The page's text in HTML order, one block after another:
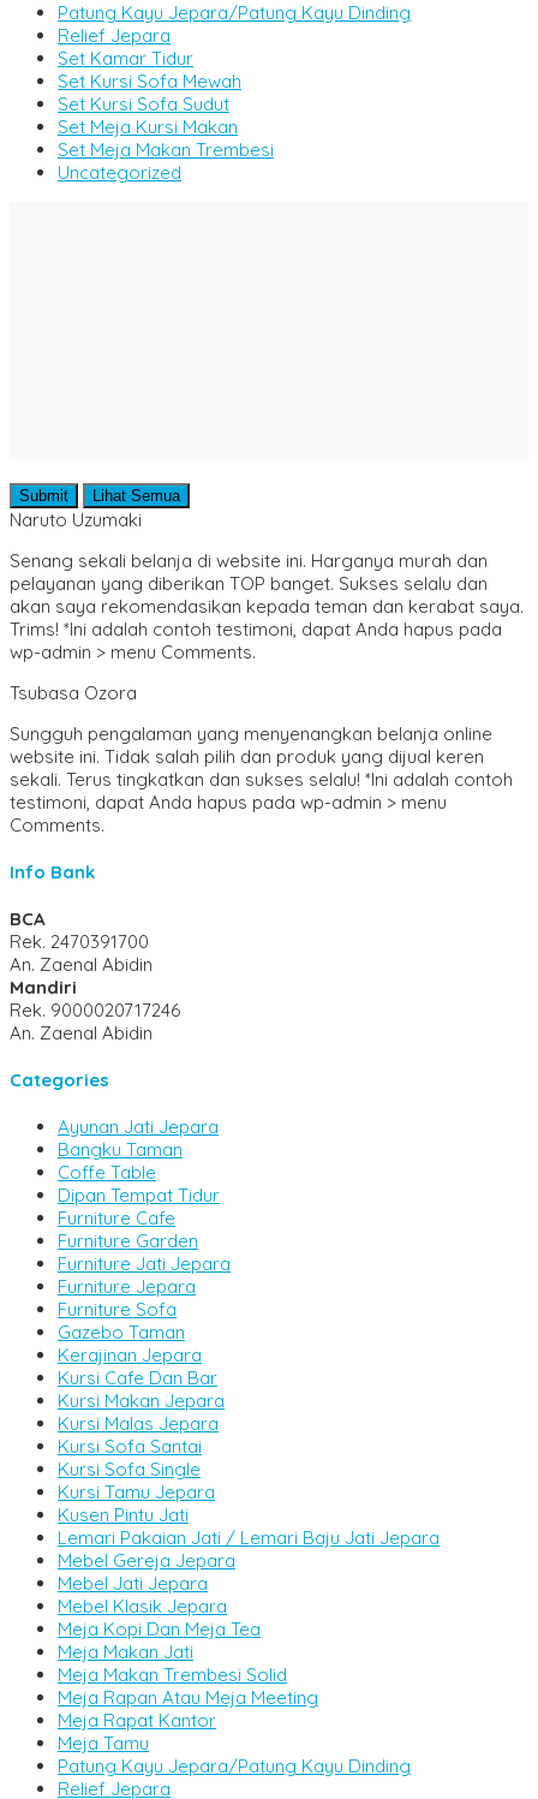
Patung Kayu Jepara/Patung Kayu Dinding
Relief Jepara
Set Kamar Tidur
Set Kursi Sofa Mewah
Set Kursi Sofa Sudut
Set Meja Kursi Makan
Set Meja Makan Trembesi
Uncategorized
Submit Lihat Semua
Naruto Uzumaki
Senang sekali belanja di website ini. Harganya murah dan
pelayanan yang diberikan TOP banget. Sukses selalu dan
akan saya rekomendasikan kepada teman dan kerabat saya.
Trims! *Ini adalah contoh testimoni, dapat Anda hapus pada
wp-admin > menu Comments.
Tsubasa Ozora
Sungguh pengalaman yang menyenangkan belanja online
website ini. Tidak salah pilih dan produk yang dijual keren
sekali. Terus tingkatkan dan sukses selalu! *Ini adalah contoh
testimoni, dapat Anda hapus pada wp-admin > menu
Comments.
Info Bank
BCA
Rek. 2470391700
An. Zaenal Abidin
Mandiri
Rek. 9000020717246
An. Zaenal Abidin
Categories
Ayunan Jati Jepara
Bangku Taman
Coffe Table
Dipan Tempat Tidur
Furniture Cafe
Furniture Garden
Furniture Jati Jepara
Furniture Jepara
Furniture Sofa
Gazebo Taman
Kerajinan Jepara
Kursi Cafe Dan Bar
Kursi Makan Jepara
Kursi Malas Jepara
Kursi Sofa Santai
Kursi Sofa Single
Kursi Tamu Jepara
Kusen Pintu Jati
Lemari Pakaian Jati / Lemari Baju Jati Jepara
Mebel Gereja Jepara
Mebel Jati Jepara
Mebel Klasik Jepara
Meja Kopi Dan Meja Tea
Meja Makan Jati
Meja Makan Trembesi Solid
Meja Rapan Atau Meja Meeting
Meja Rapat Kantor
Meja Tamu
Patung Kayu Jepara/Patung Kayu Dinding
Relief Jepara